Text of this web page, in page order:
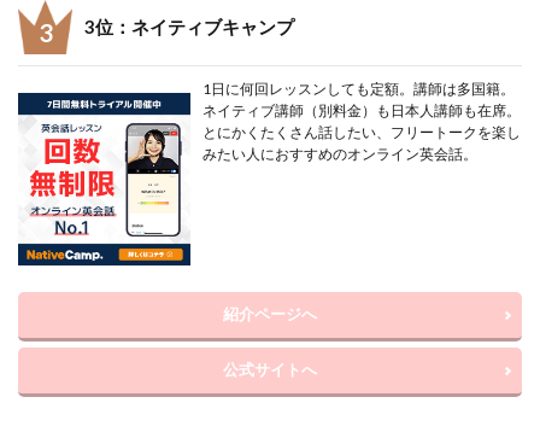
3位：ネイティブキャンプ
1日に何回レッスンしても定額。講師は多国籍。
ネイティブ講師（別料金）も日本人講師も在席。
とにかくたくさん話したい、フリートークを楽し
みたい人におすすめのオンライン英会話。
紹介ページへ
公式サイトへ